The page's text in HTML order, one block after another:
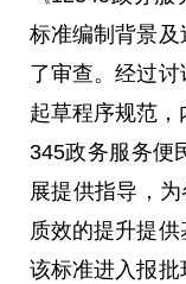
标准编制背景
了审查。经过
起草程序规范
345政务服务便
展提供指导，
质效的提升提
该标准进入报